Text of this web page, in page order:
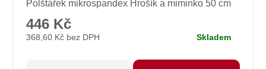
Polštářek mikrospandex Hrošík a miminko 50 cm
368,60 Kč bez DPH
446 Kč
Skladem